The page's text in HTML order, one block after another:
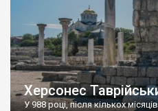
Херсонес
У 988 році, після кількох